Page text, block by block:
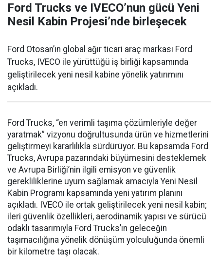
Ford Trucks ve IVECO’nun gücü Yeni
Nesil Kabin Projesi’nde birleşecek
Ford Otosan’ın global ağır ticari araç markası Ford
Trucks, IVECO ile yürüttüğü iş birliği kapsamında
geliştirilecek yeni nesil kabine yönelik yatırımını
açıkladı.
Ford Trucks, “en verimli taşıma çözümleriyle değer
yaratmak” vizyonu doğrultusunda ürün ve hizmetlerini
geliştirmeyi kararlılıkla sürdürüyor. Bu kapsamda Ford
Trucks, Avrupa pazarındaki büyümesini desteklemek
ve Avrupa Birliği’nin ilgili emisyon ve güvenlik
gerekliliklerine uyum sağlamak amacıyla Yeni Nesil
Kabin Programı kapsamında yeni yatırım planını
açıkladı. IVECO ile ortak geliştirilecek yeni nesil kabin;
ileri güvenlik özellikleri, aerodinamik yapısı ve sürücü
odaklı tasarımıyla Ford Trucks’ın geleceğin
taşımacılığına yönelik dönüşüm yolculuğunda önemli
bir kilometre taşı olacak.